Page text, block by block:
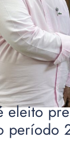
eleito
período